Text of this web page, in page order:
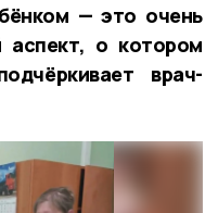
— это очень
аспект, о котором
врач-